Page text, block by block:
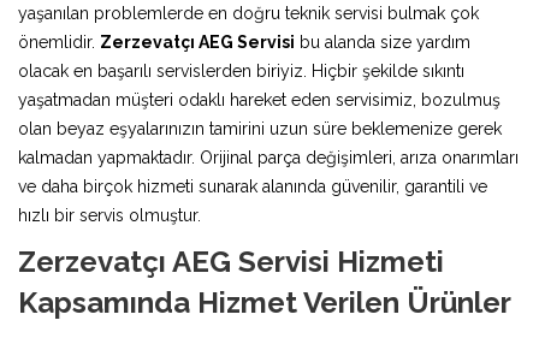
yaşanılan problemlerde en doğru teknik servisi bulmak çok
önemlidir. Zerzevatçı AEG Servisi bu alanda size yardım
olacak en başarılı servislerden biriyiz. Hiçbir şekilde sıkıntı
yaşatmadan müşteri odaklı hareket eden servisimiz, bozulmuş
olan beyaz eşyalarınızın tamirini uzun süre beklemenize gerek
kalmadan yapmaktadır. Orijinal parça değişimleri, arıza onarımları
ve daha birçok hizmeti sunarak alanında güvenilir, garantili ve
hızlı bir servis olmuştur.
Zerzevatçı AEG Servisi Hizmeti
Kapsamında Hizmet Verilen Ürünler